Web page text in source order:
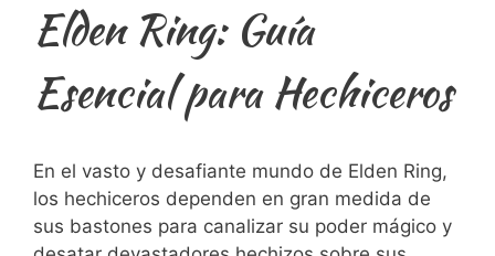
Elden Ring: Guía
Esencial para Hechiceros
En el vasto y desafiante mundo de Elden Ring,
los hechiceros dependen en gran medida de
sus bastones para canalizar su poder mágico y